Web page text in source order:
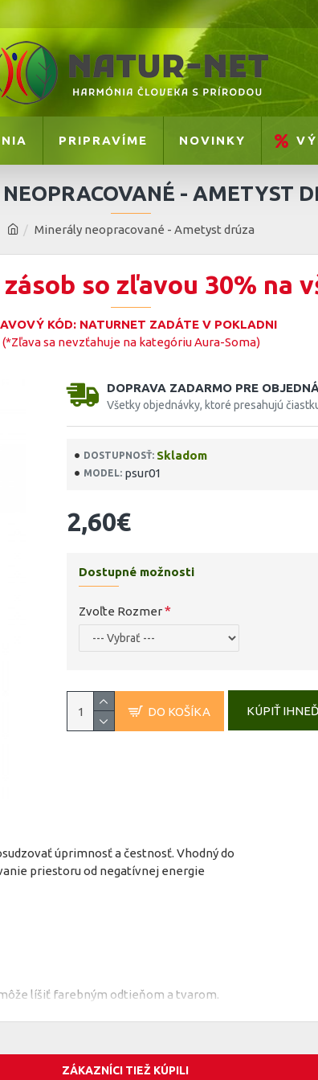
PRIPRAVÍME NOVINKY
Minerály neopracované - Ametyst drúza
- AMETYST
so zľavou 30% na
KÓD: NATURNET ZADÁTE V POKLADNI
(*Zľava sa nevzťahuje na kategóriu Aura-Soma)
DOPRAVA ZADARMO PRE
Všetky objednávky, ktoré presahujú
DOSTUPNOSŤ: Skladom
MODEL: psur01
2,60€
Dostupné možnosti
Zvoľte Rozmer
DO KOŠÍKA KÚPIŤ IHNEĎ
úprimnosť a čestnosť. Vhodný do
priestoru od negatívnej energie
líšiť farebným odtieňom a tvarom.
obdarený vysoko spirituálnymi
na lásku. Ako prírodné sedatívum
ZÁKAZNÍCI TIEŽ KÚPILI